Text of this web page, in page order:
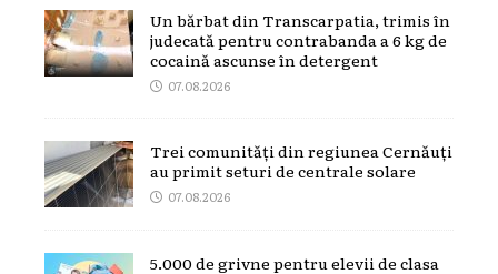
Un bărbat din Transcarpatia, trimis în
judecată pentru contrabanda a 6 kg de
cocaină ascunse în detergent
07.08.2026
Trei comunități din regiunea Cernăuți
au primit seturi de centrale solare
07.08.2026
5.000 de grivne pentru elevii de clasa